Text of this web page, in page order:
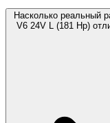
Насколько реальный
V6 24V L (181 Hp)